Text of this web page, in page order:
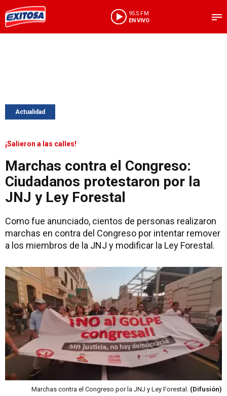
95.5 FM
EN VIVO
Actualidad
¡Salieron a las calles!
Marchas contra el Congreso:
Ciudadanos protestaron por la
JNJ y Ley Forestal
Como fue anunciado, cientos de personas realizaron
marchas en contra del Congreso por intentar remover
a los miembros de la JNJ y modificar la Ley Forestal.
Marchas contra el Congreso por la JNJ y Ley Forestal. (Difusión)